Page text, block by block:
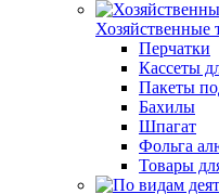
Хозяйственные
Перчатки
Кассеты
Пакеты
Бахилы
Шпагат
Фольга
Товары